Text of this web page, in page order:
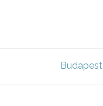
Budapest